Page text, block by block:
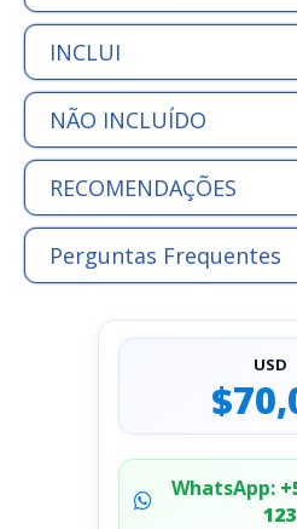
INCLUI
NÃO INCLUÍDO
RECOMENDAÇÕES
Perguntas Frequentes
USD
WhatsApp:
123